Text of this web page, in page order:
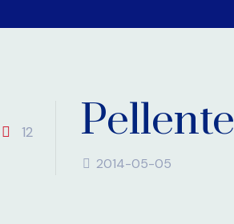
12
2014-05-05